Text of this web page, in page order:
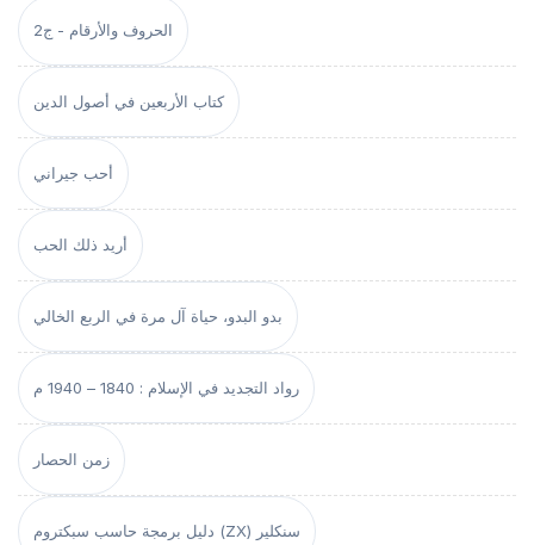
الحروف والأرقام - ج2
كتاب الأربعين في أصول الدين
أحب جيراني
أريد ذلك الحب
بدو البدو، حياة آل مرة في الربع الخالي
رواد التجديد في الإسلام : 1840 – 1940 م
زمن الحصار
دليل برمجة حاسب سبكتروم (ZX) سنكلير